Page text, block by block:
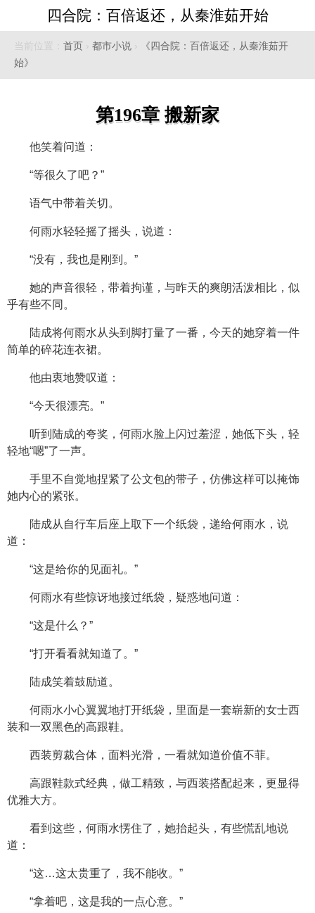
四合院：百倍返还，从秦淮茹开始
当前位置： 首页 › 都市小说 ›
《四合院：百倍返还，从秦淮茹开
始》
第196章 搬新家
他笑着问道：
“等很久了吧？”
语气中带着关切。
何雨水轻轻摇了摇头，说道：
“没有，我也是刚到。”
她的声音很轻，带着拘谨，与昨天的爽朗活泼相比，似
乎有些不同。
陆成将何雨水从头到脚打量了一番，今天的她穿着一件
简单的碎花连衣裙。
他由衷地赞叹道：
“今天很漂亮。”
听到陆成的夸奖，何雨水脸上闪过羞涩，她低下头，轻
轻地“嗯”了一声。
手里不自觉地捏紧了公文包的带子，仿佛这样可以掩饰
她内心的紧张。
陆成从自行车后座上取下一个纸袋，递给何雨水，说
道：
“这是给你的见面礼。”
何雨水有些惊讶地接过纸袋，疑惑地问道：
“这是什么？”
“打开看看就知道了。”
陆成笑着鼓励道。
何雨水小心翼翼地打开纸袋，里面是一套崭新的女士西
装和一双黑色的高跟鞋。
西装剪裁合体，面料光滑，一看就知道价值不菲。
高跟鞋款式经典，做工精致，与西装搭配起来，更显得
优雅大方。
看到这些，何雨水愣住了，她抬起头，有些慌乱地说
道：
“这…这太贵重了，我不能收。”
“拿着吧，这是我的一点心意。”